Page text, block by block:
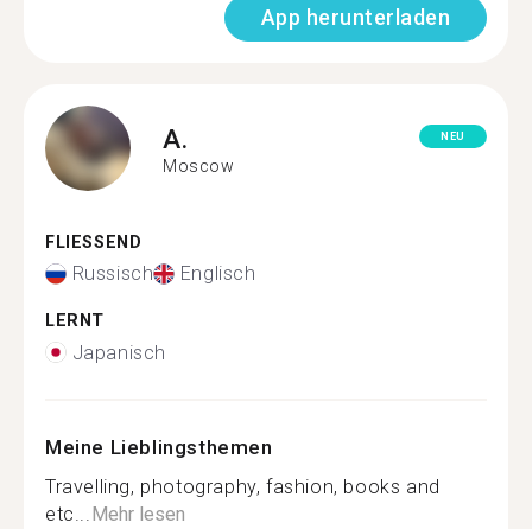
App herunterladen
A.
Moscow
NEU
FLIESSEND
Russisch Englisch
LERNT
Japanisch
Meine Lieblingsthemen
Travelling, photography, fashion, books and
etc... Mehr lesen